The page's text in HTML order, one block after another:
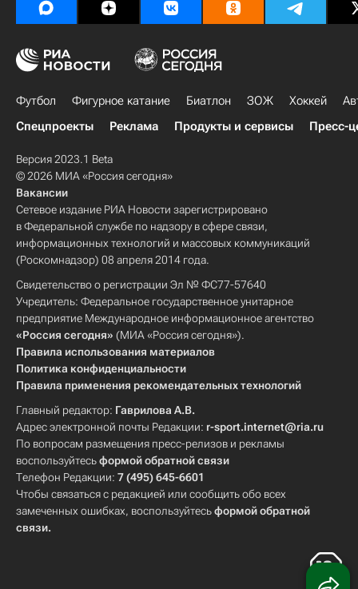
Футбол Фигурное катание Биатлон ЗОЖ Хоккей
Спецпроекты
Реклама Продукты и сервисы Пресс-
Версия 2023.1 Beta
© 2026 МИА «Россия сегодня»
Вакансии
Сетевое издание РИА Новости зарегистрировано
в Федеральной службе по надзору в сфере связи,
информационных технологий и массовых коммуникаций
(Роскомнадзор) 08 апреля 2014 года.
Свидетельство о регистрации Эл № ФС77-57640
Учредитель: Федеральное государственное унитарное
предприятие Международное информационное агентство
«Россия сегодня» (МИА «Россия сегодня»).
Правила использования материалов
Политика конфиденциальности
Правила применения рекомендательных технологий
Главный редактор: Гаврилова А.В.
Адрес электронной почты Редакции: r-sport.internet@ria.ru
По вопросам размещения пресс-релизов и рекламы
воспользуйтесьформой обратной связи
Телефон Редакции: 7 (495) 645-6601
Чтобы связаться с редакцией или сообщить обо всех
замеченных ошибках, воспользуйтесьформой обратной
связи.